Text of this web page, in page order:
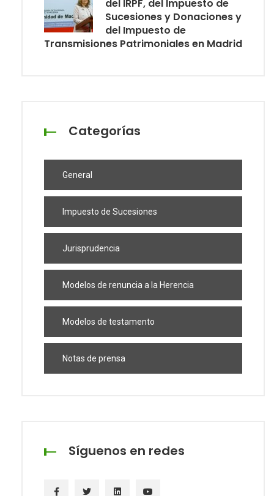
del IRPF, del Impuesto de
Sucesiones y Donaciones y
del Impuesto de
Transmisiones Patrimoniales en Madrid
Categorías
General
Impuesto de Sucesiones
Jurisprudencia
Modelos de renuncia a la Herencia
Modelos de testamento
Notas de prensa
Síguenos en redes